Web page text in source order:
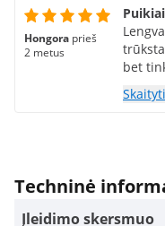
Hongora prieš
2 metus
bet
Techninė
Įleidimo skersmuo